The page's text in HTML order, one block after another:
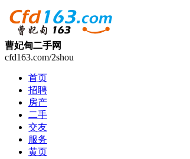
曹妃甸二手网
cfd163.com/2shou
首页
招聘
房产
二手
交友
服务
黄页